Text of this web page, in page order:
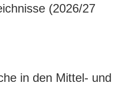
(2026/27
in den Mittel- und